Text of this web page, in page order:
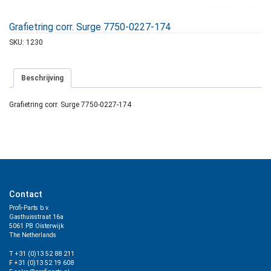
Grafietring corr. Surge 7750-0227-174
SKU: 1230
Beschrijving
Grafietring corr. Surge 7750-0227-174
Contact
Profi-Parts b.v.
Gasthuisstraat 16a
5061 PB Oisterwijk
The Netherlands
T +31 (0)13 52 88 211
F +31 (0)13 52 19 608